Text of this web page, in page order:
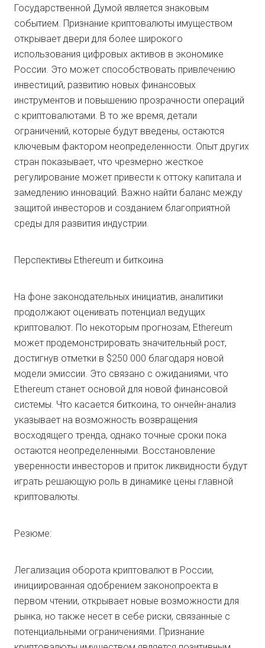
Государственной Думой является знаковым
событием. Признание криптовалюты имуществом
открывает двери для более широкого
использования цифровых активов в экономике
России. Это может способствовать привлечению
инвестиций, развитию новых финансовых
инструментов и повышению прозрачности операций
с криптовалютами. В то же время, детали
ограничений, которые будут введены, остаются
ключевым фактором неопределенности. Опыт других
стран показывает, что чрезмерно жесткое
регулирование может привести к оттоку капитала и
замедлению инноваций. Важно найти баланс между
защитой инвесторов и созданием благоприятной
среды для развития индустрии.
Перспективы Ethereum и биткоина
На фоне законодательных инициатив, аналитики
продолжают оценивать потенциал ведущих
криптовалют. По некоторым прогнозам, Ethereum
может продемонстрировать значительный рост,
достигнув отметки в $250 000 благодаря новой
модели эмиссии. Это связано с ожиданиями, что
Ethereum станет основой для новой финансовой
системы. Что касается биткоина, то ончейн-анализ
указывает на возможность возвращения
восходящего тренда, однако точные сроки пока
остаются неопределенными. Восстановление
уверенности инвесторов и приток ликвидности будут
играть решающую роль в динамике цены главной
криптовалюты.
Резюме:
Легализация оборота криптовалют в России,
инициированная одобрением законопроекта в
первом чтении, открывает новые возможности для
рынка, но также несет в себе риски, связанные с
потенциальными ограничениями. Признание